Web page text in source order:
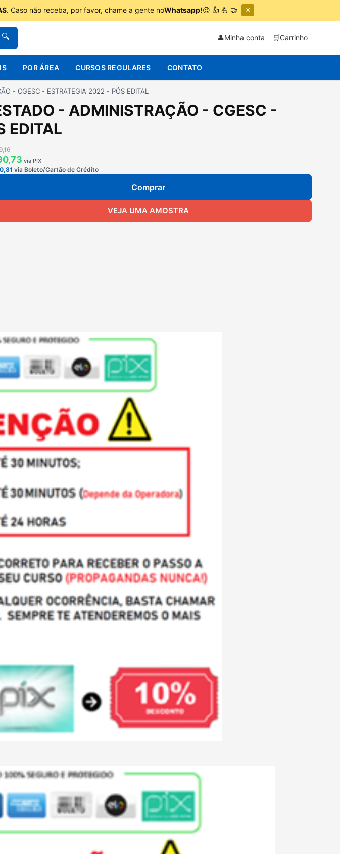
. Caso não receba, por favor, chame a gente noWhatsapp!😉 👍 💪 🤝 ×
🔍 👤Minha conta 🛒Carrinho
POR ÁREA CURSOS REGULARES CONTATO
- CGESC - ESTRATEGIA 2022 - PÓS EDITAL
- ADMINISTRAÇÃO - CGESC -
EDITAL
via PIX
via Boleto/Cartão de Crédito
Comprar
VEJA UMA AMOSTRA